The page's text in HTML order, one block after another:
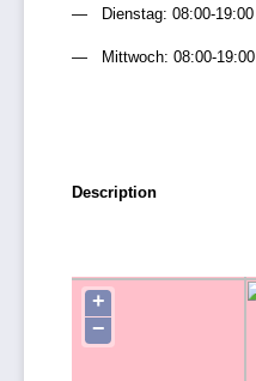
Dienstag: 08:00-19:00
Mittwoch: 08:00-19:00
Description
+
−